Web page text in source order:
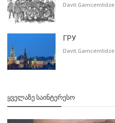
Davit.Gamcemlidze
ГРУ
Davit.Gamcemlidze
ᲧᲕᲔᲚᲐᲖᲔ ᲡᲐᲘᲜᲢᲔᲠᲔᲡᲝ